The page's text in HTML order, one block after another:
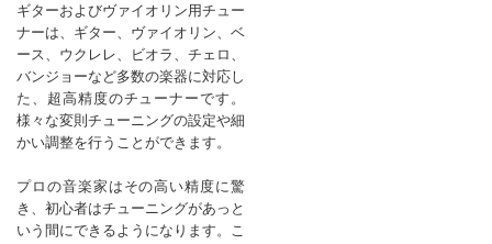
ギターおよびヴァイオリン用チュー
ナーは、ギター、ヴァイオリン、ベ
ース、ウクレレ、ビオラ、チェロ、
バンジョーなど多数の楽器に対応し
た、超高精度のチューナーです。
様々な変則チューニングの設定や細
かい調整を行うことができます。
プロの音楽家はその高い精度に驚
き、初心者はチューニングがあっと
いう間にできるようになります。こ